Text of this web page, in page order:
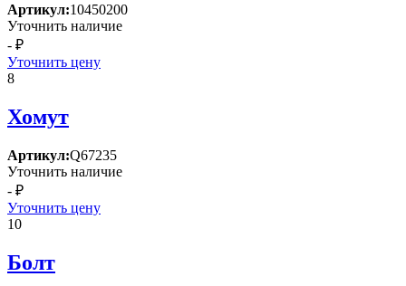
Артикул:10450200
Уточнить наличие
- ₽
Уточнить цену
8
Хомут
Артикул:Q67235
Уточнить наличие
- ₽
Уточнить цену
10
Болт